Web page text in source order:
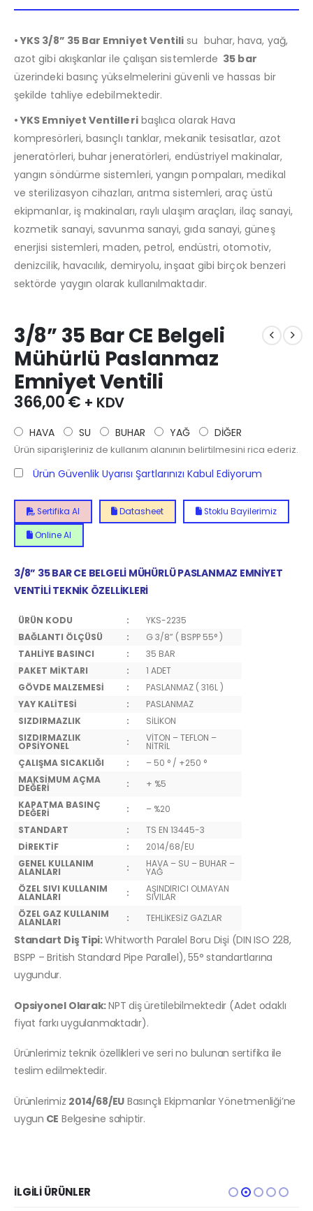
• YKS 3/8” 35 Bar Emniyet Ventili su buhar, hava, yağ,
azot gibi akışkanlar ile çalışan sistemlerde 35 bar
üzerindeki basınç yükselmelerini güvenli ve hassas bir
şekilde tahliye edebilmektedir.
• YKS Emniyet Ventilleribaşlıca olarak Hava
kompresörleri, basınçlı tanklar, mekanik tesisatlar, azot
jeneratörleri, buhar jeneratörleri, endüstriyel makinalar,
yangın söndürme sistemleri, yangın pompaları, medikal
ve sterilizasyon cihazları, arıtma sistemleri, araç üstü
ekipmanlar, iş makinaları, raylı ulaşım araçları, ilaç sanayi,
kozmetik sanayi, savunma sanayi, gıda sanayi, güneş
enerjisi sistemleri, maden, petrol, endüstri, otomotiv,
denizcilik, havacılık, demiryolu, inşaat gibi birçok benzeri
sektörde yaygın olarak kullanılmaktadır.
3/8” 35 Bar CE Belgeli
Mühürlü Paslanmaz
Emniyet Ventili
366,00€ + KDV
HAVA SU BUHAR YAĞ DİĞER
Ürün siparişleriniz de kullanım alanının belirtilmesini rica ederiz.
Ürün Güvenlik Uyarısı Şartlarınızı Kabul Ediyorum
Sertifika Al Datasheet Stoklu Bayilerimiz
Online Al
3/8” 35 BAR CE BELGELİ MÜHÜRLÜ PASLANMAZ EMNİYET
VENTİLİ TEKNİK ÖZELLİKLERİ
ÜRÜN KODU :
YKS-2235
BAĞLANTI ÖLÇÜSÜ
:
G 3/8” ( BSPP 55° )
TAHLİYE BASINCI
:
35 BAR
PAKET MİKTARI
:
1 ADET
GÖVDE MALZEMESİ
:
PASLANMAZ ( 316L )
YAY KALİTESİ
:
PASLANMAZ
SIZDIRMAZLIK
:
SİLİKON
SIZDIRMAZLIK
OPSİYONEL : VİTON – TEFLON –
NİTRİL
ÇALIŞMA SICAKLIĞI
:
– 50 ° / +250 °
MAKSİMUM AÇMA
DEĞERİ :
+ %5
KAPATMA BASINÇ
DEĞERİ :
– %20
STANDART
:
TS EN 13445-3
DİREKTİF
:
2014/68/EU
GENEL KULLANIM
ALANLARI : HAVA – SU – BUHAR –
YAĞ
ÖZEL SIVI KULLANIM
ALANLARI : AŞINDIRICI OLMAYAN
SIVILAR
ÖZEL GAZ KULLANIM
ALANLARI : TEHLİKESİZ GAZLAR
Standart Diş Tipi:Whitworth Paralel Boru Dişi (DIN ISO 228,
BSPP – British Standard Pipe Parallel), 55° standartlarına
uygundur.
Opsiyonel Olarak:NPT diş üretilebilmektedir (Adet odaklı
fiyat farkı uygulanmaktadır).
Ürünlerimiz teknik özellikleri ve seri no bulunan sertifika ile
teslim edilmektedir.
Ürünlerimiz 2014/68/EU Basınçlı Ekipmanlar Yönetmenliği’ne
uygun CE Belgesine sahiptir.
İLGILI ÜRÜNLER